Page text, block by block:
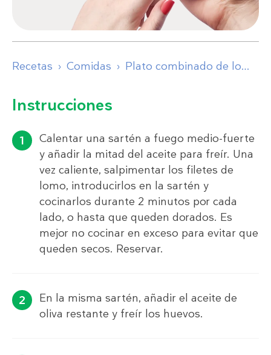
Recetas Comidas Plato combinado de lomo adobado
Instrucciones
Calentar una sartén a fuego medio-fuerte
y añadir la mitad del aceite para freír. Una
vez caliente, salpimentar los filetes de
lomo, introducirlos en la sartén y
cocinarlos durante 2 minutos por cada
lado, o hasta que queden dorados. Es
mejor no cocinar en exceso para evitar que
queden secos. Reservar.
En la misma sartén, añadir el aceite de
oliva restante y freír los huevos.